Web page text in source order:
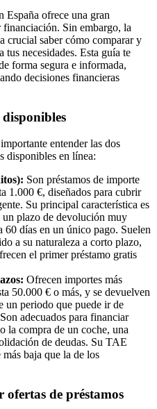
España ofrece una gran
Sin embargo, la
crucial saber cómo comparar y
tus necesidades. Esta guía te
forma segura e informada,
decisiones financieras
entender las dos
disponibles en línea:
Son préstamos de importe
1.000 €, diseñados para cubrir
Su principal característica es
plazo de devolución muy
60 días en un único pago. Suelen
a su naturaleza a corto plazo,
el primer préstamo gratis
Ofrecen importes más
50.000 € o más, y se devuelven
un periodo que puede ir de
adecuados para financiar
la compra de un coche, una
de deudas. Su TAE
baja que la de los
de préstamos